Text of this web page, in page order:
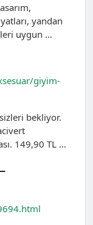
yandan
uygun …
giyim-
bekliyor.
149,90 TL …